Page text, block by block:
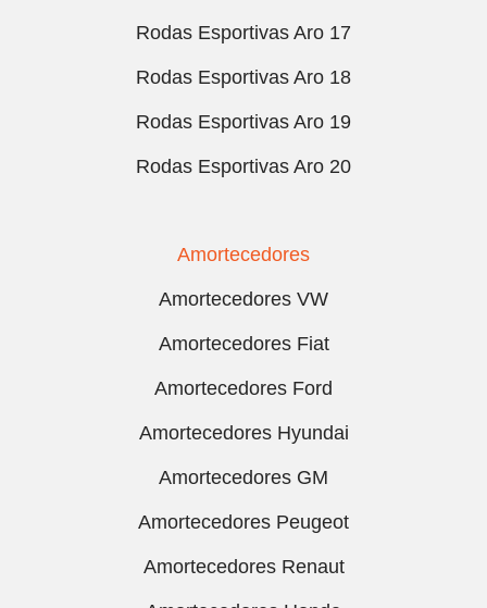
Rodas Esportivas Aro 17
Rodas Esportivas Aro 18
Rodas Esportivas Aro 19
Rodas Esportivas Aro 20
Amortecedores
Amortecedores VW
Amortecedores Fiat
Amortecedores Ford
Amortecedores Hyundai
Amortecedores GM
Amortecedores Peugeot
Amortecedores Renaut